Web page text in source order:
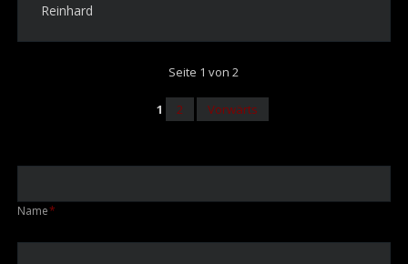
Reinhard
Seite 1 von 2
1 2 Vorwärts
Pflichtfeld
Name*